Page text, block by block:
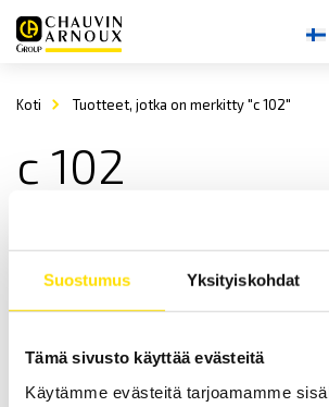
Suostumus Yksityiskohdat
Tämä sivusto käyttää evästeitä
Käytämme evästeitä tarjoamamme
Koti Tuotteet, jotka on merkitty "c 102"
c 102
C-tyypin virtapihdit, mallit